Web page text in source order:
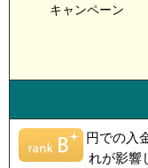
キャンペーン
円での入
れが影響